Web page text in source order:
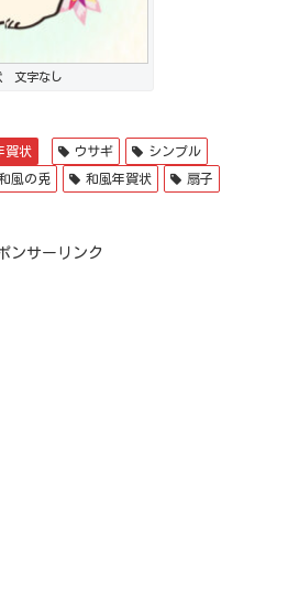
文字なし
賀状 ウサギ シンプル
風の兎 和風年賀状 扇子
ンサーリンク